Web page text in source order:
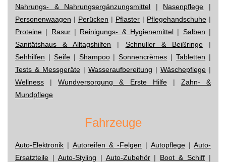
Nahrungs- & Nahrungsergänzungsmittel | Nasenpflege |
Personenwaagen | Perücken | Pflaster | Pflegehandschuhe |
Proteine | Rasur| Reinigungs- & Hygienemittel | Salben |
Sanitätshaus & Alltagshilfen | Schnuller & Beißringe|
Sehhilfen | Seife| Shampoo|Sonnencrèmes |Tabletten |
Tests & Messgeräte | Wasseraufbereitung | Wäschepflege |
Wellness |Wundversorgung & Erste Hilfe| Zahn- &
Mundpflege
Fahrzeuge
Auto-Elektronik | Autoreifen & -Felgen | Autopflege| Auto-
Ersatzteile | Auto-Styling | Auto-Zubehör| Boot & Schiff |